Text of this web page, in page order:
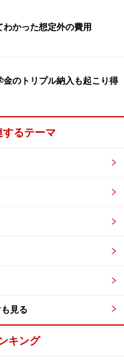
かった想定外の費用
金のトリプル納入も起こり得
るテーマ
見る
キング